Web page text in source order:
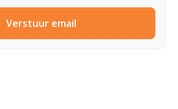
Verstuur email